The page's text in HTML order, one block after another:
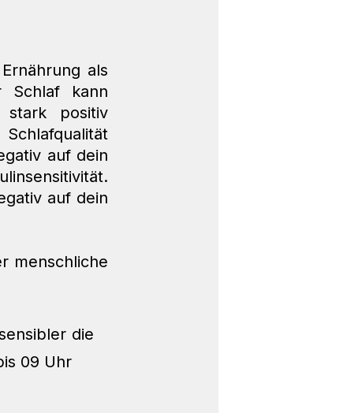
als
Schlaf kann
positiv
auf dein
auf dein
menschliche
die
09 Uhr